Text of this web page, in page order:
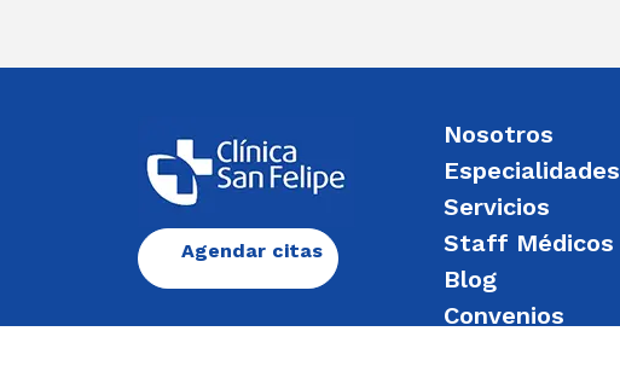
Agendar citas
Nosotros
Especialidades
Servicios
Staff Médicos
Blog
Convenios